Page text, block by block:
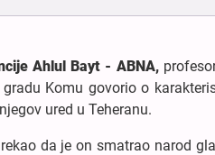
Ahlul Bayt - ABNA,
Komu govorio o
ured u Teheranu.
da je on smatrao narod